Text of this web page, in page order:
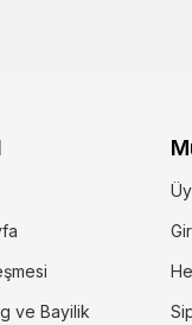
ve Bayilik